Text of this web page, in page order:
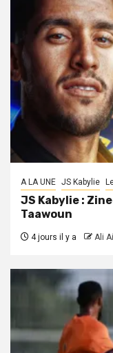
A LA UNE JS Kabylie
JS Kabylie :
Taawoun
4 jours il y a Ali